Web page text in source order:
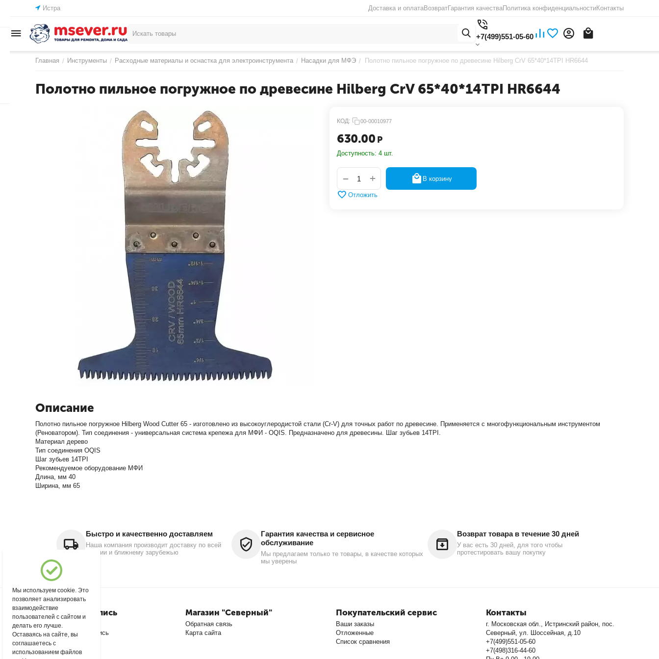
Истра Доставка и оплатаВозвратГарантия качестваПолитика конфиденциальностиКонтакты
+7(499)551-05-60
Главная / Инструменты / Расходные материалы и оснастка для электроинструмента / Насадки для МФЭ / Полотно пильное погружное по древесине Hilberg CrV 65*40*14TPI HR6644
Полотно пильное погружное по древесине Hilberg CrV 65*40*14TPI HR6644
КОД: 00-00010977
630.00 Р
Доступность: 4 шт.
+
− В корзину
Отложить
Описание
Полотно пильное погружное Hilberg Wood Cutter 65 - изготовлено из высокоуглеродистой стали (Cr-V) для точных работ по древесине. Применяется с многофункциональным инструментом
(Реноватором). Тип соединения - универсальная система крепежа для МФИ - OQIS. Предназначено для древесины. Шаг зубьев 14TPI.
Материал дерево
Тип соединения OQIS
Шаг зубьев 14TPI
Рекомендуемое оборудование МФИ
Длина, мм 40
Ширина, мм 65
Быстро и качественно доставляем
Наша компания производит доставку по всей
России и ближнему зарубежью
Гарантия качества и сервисное
обслуживание
Мы предлагаем только те товары, в качестве которых
мы уверены
Возврат товара в течение 30 дней
У вас есть 30 дней, для того чтобы
протестировать вашу покупку
Моя учетная запись
Войти
Создать учетную запись
Магазин "Северный"
Обратная связь
Карта сайта
Покупательский сервис
Ваши заказы
Отложенные
Список сравнения
Контакты
г. Московская обл., Истринский район, пос.
Северный, ул. Шоссейная, д.10
+7(499)551-05-60
+7(498)316-44-60
Мы используем cookie. Это
позволяет анализировать
взаимодействие
пользователей с сайтом и
делать его лучше.
Оставаясь на сайте, вы
соглашаетесь с
использованием файлов